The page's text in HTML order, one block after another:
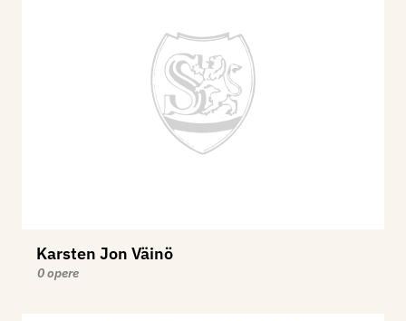
Karsten Jon Väinö
0 opere